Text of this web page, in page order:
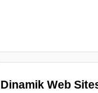
Dinamik Web